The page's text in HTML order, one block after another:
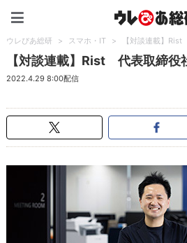
ウレぴあ総研 > スマホ・IT > 【対談連載】
【対談連載】Rist 代表取締
2022.4.29 8:00配信